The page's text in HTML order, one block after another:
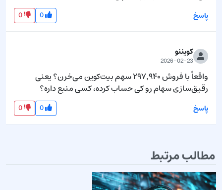
پاسخ 0
0
کویننو
2026-02-23
رقیق‌سازی سهام رو کی حساب کرده، کسی منبع داره؟
پاسخ 0
0
مطالب مرتبط